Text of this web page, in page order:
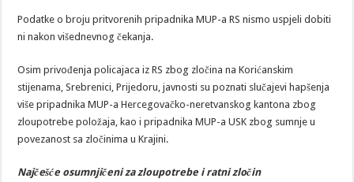
Podatke o broju pritvorenih pripadnika MUP-a RS nismo uspjeli dobiti
ni nakon višednevnog čekanja.
Osim privođenja policajaca iz RS zbog zločina na Korićanskim
stijenama, Srebrenici, Prijedoru, javnosti su poznati slučajevi hapšenja
više pripadnika MUP-a Hercegovačko-neretvanskog kantona zbog
zloupotrebe položaja, kao i pripadnika MUP-a USK zbog sumnje u
povezanost sa zločinima u Krajini.
Najčešće osumnjičeni za zloupotrebe i ratni zločin